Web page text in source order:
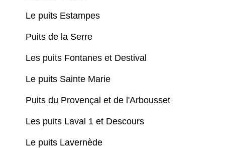
Le puits Estampes
Puits de la Serre
Les puits Fontanes et Destival
Le puits Sainte Marie
Puits du Provençal et de l'Arbousset
Les puits Laval 1 et Descours
Le puits Lavernède